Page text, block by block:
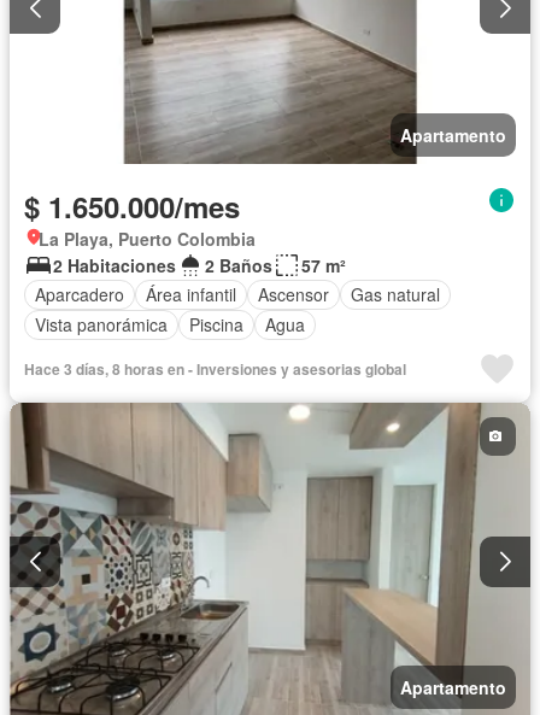
Apartamento
$ 1.650.000/mes
La Playa, Puerto Colombia
2 Habitaciones
2 Baños
57 m²
Aparcadero
Área infantil Ascensor
Gas natural
Vista panorámica
Piscina Agua
Hace 3 días, 8 horas en - Inversiones y asesorias global
Apartamento